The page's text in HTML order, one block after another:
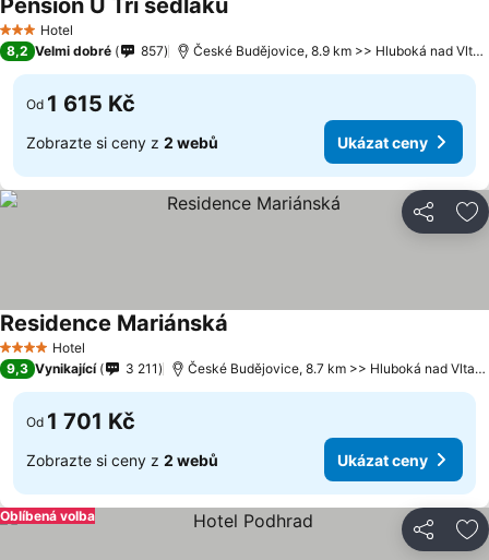
3 Počet hvězdiček
Hotel
Pension U Tří sedláků
8,2 Velmi dobré 857 České Budějovice, 8.9 km >> Hluboká nad Vltavou
Od 1 615 Kč
Zobrazte si ceny z 2 webů Ukázat ceny
Sdílet
4 Počet hvězdiček
Hotel
Residence Mariánská
9,3 Vynikající 3 211 České Budějovice, 8.7 km >> Hluboká nad Vltavou
Od 1 701 Kč
Zobrazte si ceny z 2 webů Ukázat ceny
Sdílet
Oblíbená volba